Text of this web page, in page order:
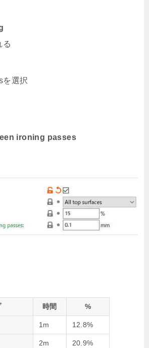
る
を選択
ironing passes
時間 %
1m 12.8%
2m 20.9%